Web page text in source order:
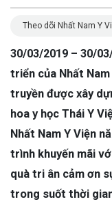
Theo dõi Nhất Nam Y
30/03/2019 – 30/
triển của Nhất
truyền được xây
hoa y học Thái Y
Nhất Nam Y Viện
trình khuyến mãi
quà tri ân cảm ơn
trong suốt thời